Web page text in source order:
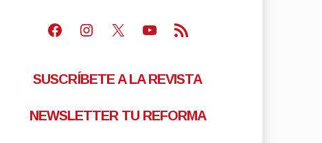
Facebook
Instagram
X Youtube
Feed RSS
SUSCRÍBETE A LA REVISTA
NEWSLETTER TU REFORMA